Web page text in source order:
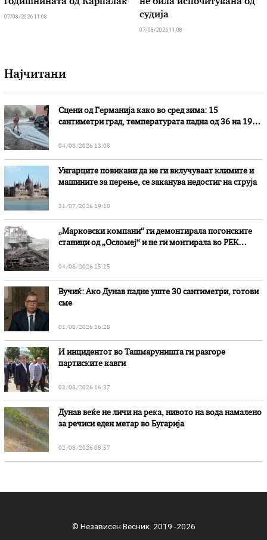
годишнината од Карпалак
07/08/2026 11:08
не била испочитувана од
судија
07/08/2026 11:08
Најчитани
Сцени од Германија како во сред зима: 15
сантиметри град, температурата падна од 36 на 19
04/08/2026 13:08
Унгарците повикани да не ги вклучуваат климите и
машините за перење, се заканува недостиг на струја
31/07/2026 19:10
„Марковски компани“ ги демонтирала погонските
станици од „Осломеј“ и не ги монтирала во РЕК
04/08/2026 15:15
Вучиќ: Ако Дунав падне уште 30 сантиметри, готови
сме
01/08/2026 16:28
И инцидентот во Ташмаруништa ги разгоре
партиските кавги
03/08/2026 16:37
Дунав веќе не личи на река, нивото на вода намалено
за речиси еден метар во Бугарија
02/08/2026 08:57
© Независен Весник 2019 -2026